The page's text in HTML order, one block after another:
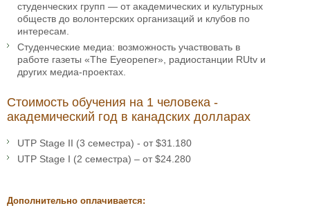
студенческих групп — от академических и культурных
обществ до волонтерских организаций и клубов по
интересам.
Студенческие медиа: возможность участвовать в
работе газеты «The Eyeopener», радиостанции RUtv и
других медиа-проектах.
Стоимость обучения на 1 человека -
академический год в канадских долларах
UTP Stage II (3 семестра) - от $31.180
UTP Stage I (2 семестра) – от $24.280
Дополнительно оплачивается: